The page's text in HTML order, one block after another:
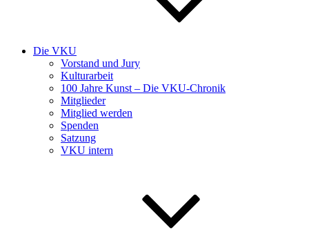
Die VKU
Vorstand und Jury
Kulturarbeit
100 Jahre Kunst – Die VKU-Chronik
Mitglieder
Mitglied werden
Spenden
Satzung
VKU intern